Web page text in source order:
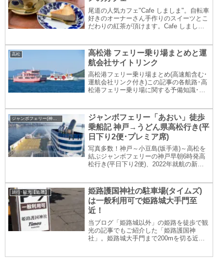
尾道の人気カフェ"Cafe しましま"。自転車
好きのオーナーさん手作りのスイーツとこ
だわりの紅茶が頂けます。Cafe しましま
ェ"Cafe しましま"。ロゴは、本州...
高松
高松港 フェリー乗り場まとめと運
航会社サイトリンク
高松港フェリー乗り場まとめ(高速船含む･
運航会社リンク付き)この記事の各航路･高
松港フェリー乗り場に関する予備知識･ご
けでの乗船が可能です。この記事に記載の
「高速船...
ジャンボフェリー(神戸～高松)
ジャンボフェリー「あおい」徒歩
乗船記 神戸→うどん県高松行き(平
日下り2便･プレミア席)
写真多数！神戸～小豆島(坂手港)～高松を
結ぶジャンボフェリーの神戸早朝6時発高
松行き(平日下り2便)、2022年就航の新船
ジャンボフェリー名物うどんコーナーなど
などをご紹介。
旅行･観光【近畿】
姫路護国神社の駐車場(タイムズ)
は一般利用可で姫路城大手門至
近！
当ブログ「姫路城以外」の姫路を徒歩で観
光の記事でもご紹介した「姫路護国神
社」。姫路城大手門まで200mを切る近さ